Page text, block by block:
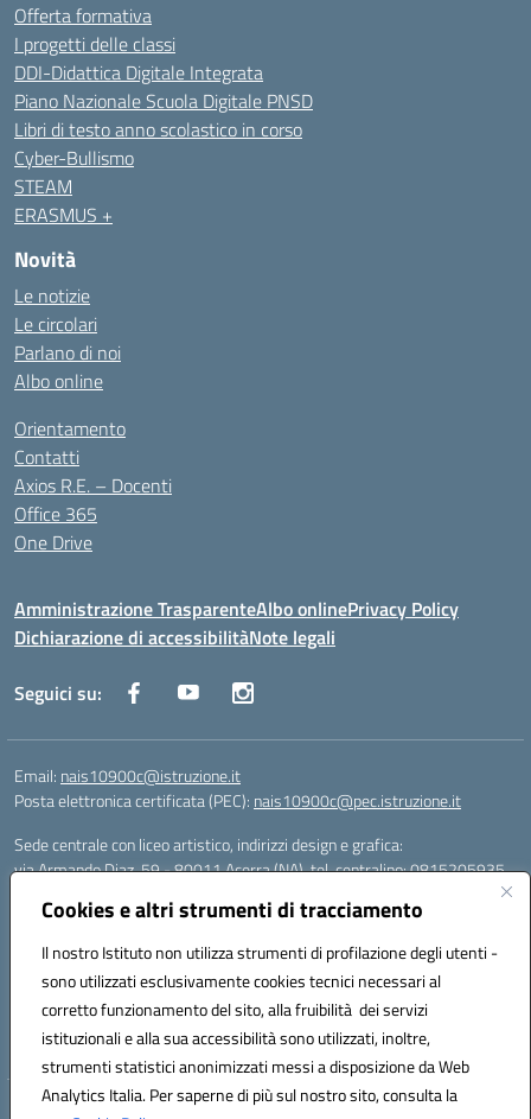
Cookies e altri strumenti di tracciamento
Il nostro Istituto non utilizza strumenti di profilazione degli utenti -
sono utilizzati esclusivamente cookies tecnici necessari al
corretto funzionamento del sito, alla fruibilità dei servizi
istituzionali e alla sua accessibilità sono utilizzati, inoltre,
strumenti statistici anonimizzati messi a disposizione da Web
Analytics Italia. Per saperne di più sul nostro sito, consulta la
Offerta formativa
I progetti delle classi
DDI-Didattica Digitale Integrata
Piano Nazionale Scuola Digitale PNSD
Libri di testo anno scolastico in corso
Cyber-Bullismo
STEAM
ERASMUS +
Novità
Le notizie
Le circolari
Parlano di noi
Albo online
Orientamento
Contatti
Axios R.E. – Docenti
Office 365
One Drive
Amministrazione TrasparenteAlbo onlinePrivacy Policy
Dichiarazione di accessibilitàNote legali
Seguici su:
Email: nais10900c@istruzione.it
Posta elettronica certificata (PEC): nais10900c@pec.istruzione.it
Sede centrale con liceo artistico, indirizzi design e grafica:
via Armando Diaz, 59 - 80011 Acerra (NA), tel. centralino: 0815205935
via T. Campanella, 80011 Acerra (NA), tel/fax: 0818850905
Sede succursale con liceo musicale:
via S. Pellico, 80011 Acerra (NA), tel: 08119660921
Email: nais10900c@istruzione.it | PEC: nais10900c@pec.istruzione.it |
Nome Ufficio PA: Uff_eFatturaPA | Codice Univoco ufficio: UFOYYV |
C.Fisc: 93056740637
Hosting & Powered by 3D Solution S.r.l.